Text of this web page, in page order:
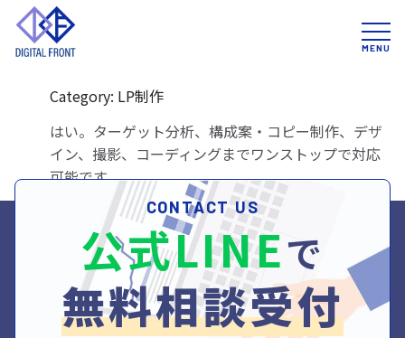
A
企画やデザインから依頼できます
か？
Category: LP制作
はい。ターゲット分析、構成案・コピー制作、デザ
イン、撮影、コーディングまでワンストップで対応
可能です。
CONTACT US
公式LINEで
無料相談受付